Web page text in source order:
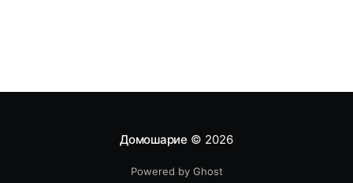
Домошарие © 2026
Powered by Ghost